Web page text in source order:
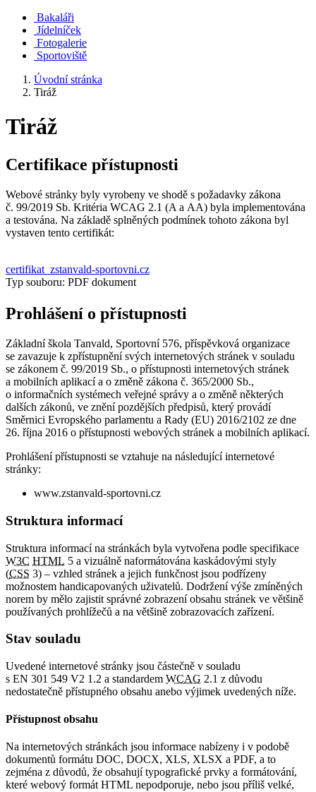
Bakaláři
Jídelníček
Fotogalerie
Sportoviště
Úvodní stránka
Tiráž
Tiráž
Certifikace přístupnosti
Webové stránky byly vyrobeny ve shodě s požadavky zákona
č. 99/2019 Sb. Kritéria WCAG 2.1 (A a AA) byla implementována
a testována. Na základě splněných podmínek tohoto zákona byl
vystaven tento certifikát:
certifikat_zstanvald-sportovni.cz
Typ souboru: PDF dokument
Prohlášení o přístupnosti
Základní škola Tanvald, Sportovní 576, příspěvková organizace
se zavazuje k zpřístupnění svých internetových stránek v souladu
se zákonem č. 99/2019 Sb., o přístupnosti internetových stránek
a mobilních aplikací a o změně zákona č. 365/2000 Sb.,
o informačních systémech veřejné správy a o změně některých
dalších zákonů, ve znění pozdějších předpisů, který provádí
Směrnici Evropského parlamentu a Rady (EU) 2016/2102 ze dne
26. října 2016 o přístupnosti webových stránek a mobilních aplikací.
Prohlášení přístupnosti se vztahuje na následující internetové
stránky:
www.zstanvald-sportovni.cz
Struktura informací
Struktura informací na stránkách byla vytvořena podle specifikace
W3C HTML 5 a vizuálně naformátována kaskádovými styly
(CSS 3) – vzhled stránek a jejich funkčnost jsou podřízeny
možnostem handicapovaných uživatelů. Dodržení výše zmíněných
norem by mělo zajistit správné zobrazení obsahu stránek ve většině
používaných prohlížečů a na většině zobrazovacích zařízení.
Stav souladu
Uvedené internetové stránky jsou částečně v souladu
s EN 301 549 V2 1.2 a standardem WCAG 2.1 z důvodu
nedostatečně přístupného obsahu anebo výjimek uvedených níže.
Přístupnost obsahu
Na internetových stránkách jsou informace nabízeny i v podobě
dokumentů formátu DOC, DOCX, XLS, XLSX a PDF, a to
zejména z důvodů, že obsahují typografické prvky a formátování,
které webový formát HTML nepodporuje, nebo jsou příliš velké,